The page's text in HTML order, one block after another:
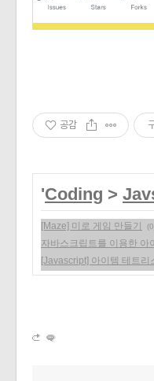
공감
'Coding >
[Maze] 미로 게임 만들기
자바스크립트를 이용한 아
[Javascript] 아이템 테트리